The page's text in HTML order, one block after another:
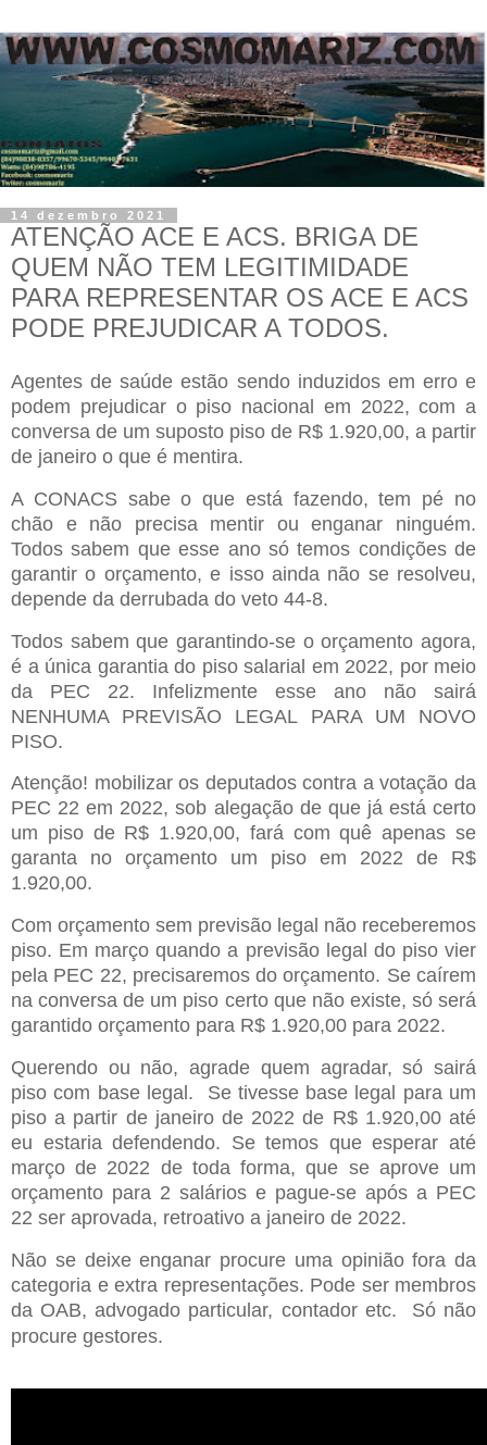
14 dezembro 2021
ATENÇÃO ACE E ACS. BRIGA DE
QUEM NÃO TEM LEGITIMIDADE
PARA REPRESENTAR OS ACE E ACS
PODE PREJUDICAR A TODOS.
Agentes de saúde estão sendo induzidos em erro e
podem prejudicar o piso nacional em 2022, com a
conversa de um suposto piso de R$ 1.920,00, a partir
de janeiro o que é mentira.
A CONACS sabe o que está fazendo, tem pé no
chão e não precisa mentir ou enganar ninguém.
Todos sabem que esse ano só temos condições de
garantir o orçamento, e isso ainda não se resolveu,
depende da derrubada do veto 44-8.
Todos sabem que garantindo-se o orçamento agora,
é a única garantia do piso salarial em 2022, por meio
da PEC 22. Infelizmente esse ano não sairá
NENHUMA PREVISÃO LEGAL PARA UM NOVO
PISO.
Atenção! mobilizar os deputados contra a votação da
PEC 22 em 2022, sob alegação de que já está certo
um piso de R$ 1.920,00, fará com quê apenas se
garanta no orçamento um piso em 2022 de R$
1.920,00.
Com orçamento sem previsão legal não receberemos
piso. Em março quando a previsão legal do piso vier
pela PEC 22, precisaremos do orçamento. Se caírem
na conversa de um piso certo que não existe, só será
garantido orçamento para R$ 1.920,00 para 2022.
Querendo ou não, agrade quem agradar, só sairá
piso com base legal. Se tivesse base legal para um
piso a partir de janeiro de 2022 de R$ 1.920,00 até
eu estaria defendendo. Se temos que esperar até
março de 2022 de toda forma, que se aprove um
orçamento para 2 salários e pague-se após a PEC
22 ser aprovada, retroativo a janeiro de 2022.
Não se deixe enganar procure uma opinião fora da
categoria e extra representações. Pode ser membros
da OAB, advogado particular, contador etc. Só não
procure gestores.